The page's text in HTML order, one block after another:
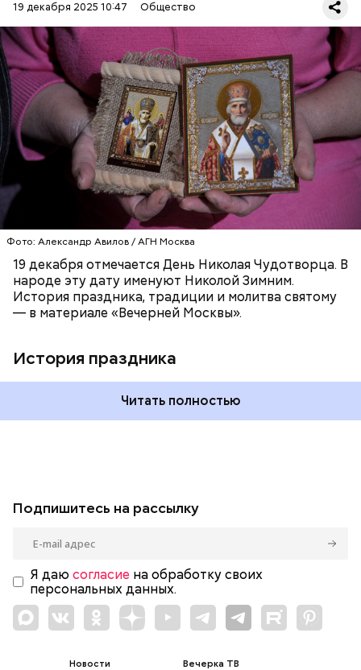
19 декабря 2025 10:47 Общество
Фото: Александр Авилов / АГН Москва
19 декабря отмечается День Николая Чудотворца. В
народе эту дату именуют Николой Зимним.
История праздника, традиции и молитва святому
— в материале «Вечерней Москвы».
История праздника
Перенесемся в III век в Малую Азию. В ту эпоху
жизнь христиан была очень трудной. Они жили в
постоянной опасности быть подвергнутыми
мучительным пыткам и даже смерти от рук
язычников.
Читать полностью
ПРАВОСЛАВИЕ
ПРАЗДНИКИ
ХРИСТИАНСТВО
РЕЛИГИЯ ЦЕРКОВЬ
Подпишитесь на рассылку
Я даю согласие на обработку своих
персональных данных.
Новости
Вечерка ТВ